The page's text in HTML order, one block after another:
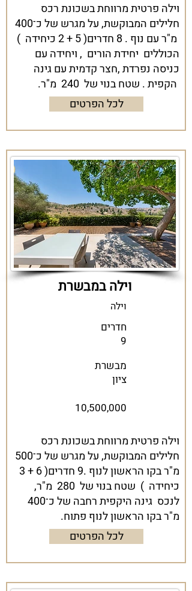
וילה פרטית מרווחת בשכונת רכס
חלילים המבוקשת, על מגרש של כ־400
מ"ר עם נוף . 8 חדרים( 5 + 2 כיחידה )
הכוללים יחידת הורים , ויחידה עם
כניסה נפרדת ,חצר קדמית עם גינה
הקפית . שטח בנוי של 240 מ"ר.
לכל הפרטים
וילה במבשרת
וילה
חדרים
9
מבשרת
ציון
10,500,000
וילה פרטית מרווחת בשכונת רכס
חלילים המבוקשת, על מגרש של כ־500
מ"ר בקו הראשון לנוף .9 חדרים( 6 + 3
כיחידה ) שטח בנוי של 280 מ"ר,
לנכס גינה היקפית רחבה של כ־400
מ"ר בקו הראשון לנוף פתוח.
לכל הפרטים